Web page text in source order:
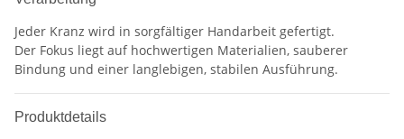
Jeder Kranz wird in sorgfältiger Handarbeit gefertigt.
Der Fokus liegt auf hochwertigen Materialien, sauberer
Bindung und einer langlebigen, stabilen Ausführung.
Produktdetails